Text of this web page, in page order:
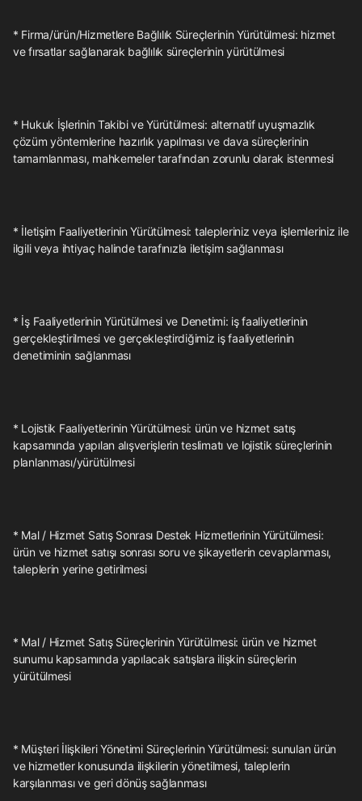
* Firma/ürün/Hizmetlere Bağlılık Süreçlerinin Yürütülmesi: hizmet
ve fırsatlar sağlanarak bağlılık süreçlerinin yürütülmesi
* Hukuk İşlerinin Takibi ve Yürütülmesi: alternatif uyuşmazlık
çözüm yöntemlerine hazırlık yapılması ve dava süreçlerinin
tamamlanması, mahkemeler tarafından zorunlu olarak istenmesi
* İletişim Faaliyetlerinin Yürütülmesi: talepleriniz veya işlemleriniz ile
ilgili veya ihtiyaç halinde tarafınızla iletişim sağlanması
* İş Faaliyetlerinin Yürütülmesi ve Denetimi: iş faaliyetlerinin
gerçekleştirilmesi ve gerçekleştirdiğimiz iş faaliyetlerinin
denetiminin sağlanması
* Lojistik Faaliyetlerinin Yürütülmesi: ürün ve hizmet satış
kapsamında yapılan alışverişlerin teslimatı ve lojistik süreçlerinin
planlanması/yürütülmesi
* Mal / Hizmet Satış Sonrası Destek Hizmetlerinin Yürütülmesi:
ürün ve hizmet satışı sonrası soru ve şikayetlerin cevaplanması,
taleplerin yerine getirilmesi
* Mal / Hizmet Satış Süreçlerinin Yürütülmesi: ürün ve hizmet
sunumu kapsamında yapılacak satışlara ilişkin süreçlerin
yürütülmesi
* Müşteri İlişkileri Yönetimi Süreçlerinin Yürütülmesi: sunulan ürün
ve hizmetler konusunda ilişkilerin yönetilmesi, taleplerin
karşılanması ve geri dönüş sağlanması